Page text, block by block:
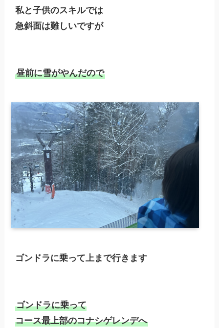
私と子供のスキルでは
急斜面は難しいですが
昼前に雪がやんだので
ゴンドラに乗って上まで行きます
ゴンドラに乗って
コース最上部のコナシゲレンデへ